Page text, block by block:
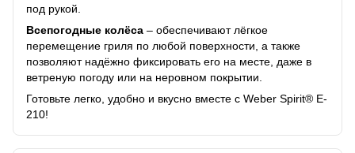
под рукой.
Всепогодные колёса – обеспечивают лёгкое
перемещение гриля по любой поверхности, а также
позволяют надёжно фиксировать его на месте, даже в
ветреную погоду или на неровном покрытии.
Готовьте легко, удобно и вкусно вместе с Weber Spirit® E-
210!